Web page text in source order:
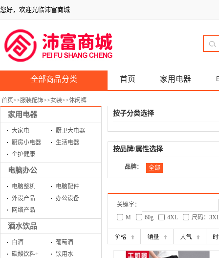
您好，欢迎光临沛富商城
全部商品分类 首页 家用电器
首页>>服装配饰>>女装>>休闲裤
家用电器
大家电
厨卫大电器
厨房小电器
生活电器
个护健康
电脑办公
电脑整机
电脑配件
外设产品
办公设备
网络产品
酒水饮品
白酒
葡萄酒
碳酸饮料+
饮用水
按子分类选择
按品牌/属性选择
品牌： 全部
关键字：
M
60g 4XL 尺码：